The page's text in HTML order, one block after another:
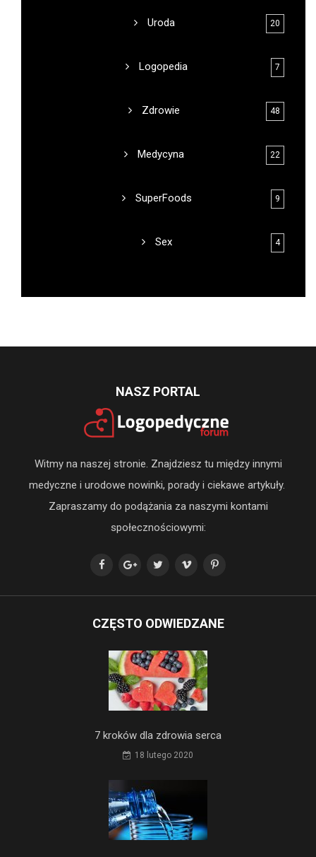
Uroda 20
Logopedia 7
Zdrowie 48
Medycyna 22
SuperFoods 9
Sex 4
NASZ PORTAL
Witmy na naszej stronie. Znajdziesz tu między innymi
medyczne i urodowe nowinki, porady i ciekawe artykuły.
Zapraszamy do podążania za naszymi kontami
społecznościowymi:
CZĘSTO ODWIEDZANE
7 kroków dla zdrowia serca
18 lutego 2020